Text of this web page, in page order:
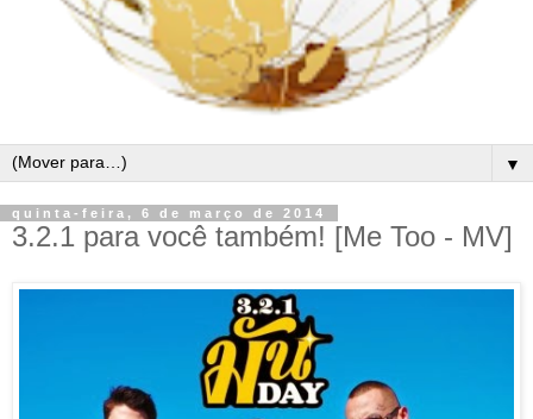
▼
quinta-feira, 6 de março de 2014
3.2.1 para você também! [Me Too - MV]